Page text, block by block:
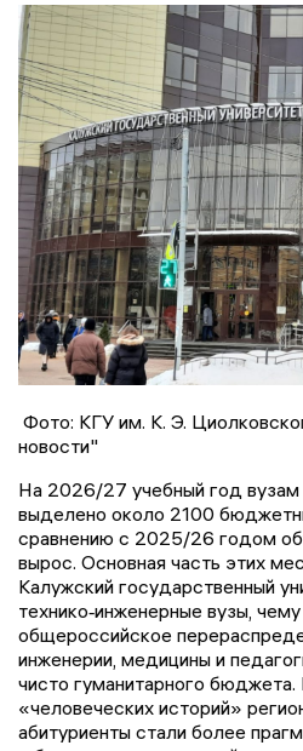
Фото: КГУ им. К. Э.
новости"
На 2026/27 учебный год
выделено около 2100
сравнению с 2025/26 годом
вырос. Основная часть этих
Калужский государственный
технико‑инженерные вузы,
общероссийское
инженерии, медицины и
чисто гуманитарного бюджета.
«человеческих историй»
абитуриенты стали более